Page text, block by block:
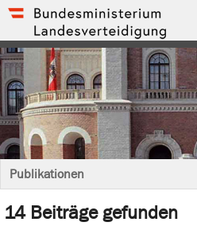
Publikationen
14 Beiträge gefunden